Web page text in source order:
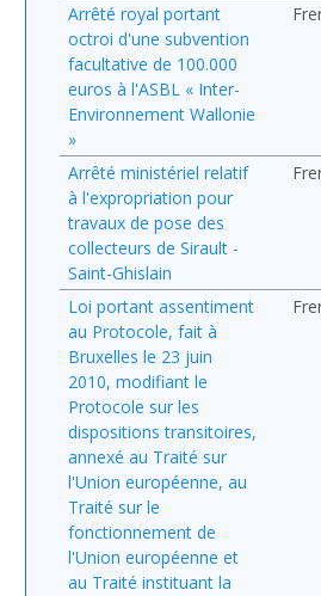
Arrêté royal portant
octroi d'une subvention
facultative de 100.000
euros à l'ASBL « Inter-
Environnement Wallonie
»
Arrêté ministériel relatif
à l'expropriation pour
travaux de pose des
collecteurs de Sirault -
Saint-Ghislain
Loi portant assentiment
au Protocole, fait à
Bruxelles le 23 juin
2010, modifiant le
Protocole sur les
dispositions transitoires,
annexé au Traité sur
l'Union européenne, au
Traité sur le
fonctionnement de
l'Union européenne et
au Traité instituant la